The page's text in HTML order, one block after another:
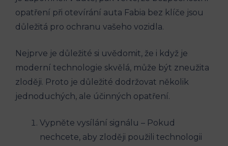
opatření‍ při otevírání ​auta⁤ Fabia bez ⁤klíče jsou
důležitá pro ochranu vašeho vozidla.
Nejprve​ je důležité si uvědomit, že i když je
moderní⁤ technologie skvělá, může být ⁢zneužita
zloději. Proto je důležité dodržovat ​několik
‍jednoduchých, ale účinných opatření.
Vypněte‌ vysílání signálu – Pokud
nechcete, ​aby zloději ⁢použili ⁢technologii